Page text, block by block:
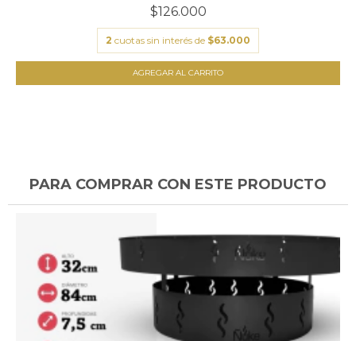
$126.000
2 cuotas sin interés de $63.000
AGREGAR AL CARRITO
PARA COMPRAR CON ESTE PRODUCTO